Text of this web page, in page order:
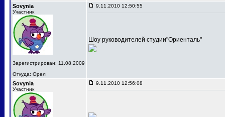
Sovynia
Участник
Зарегистрирован: 11.08.2009
Откуда: Орел
9.11.2010 12:50:55
Шоу руководителей студии"Ориенталь"
Sovynia
Участник
9.11.2010 12:56:08